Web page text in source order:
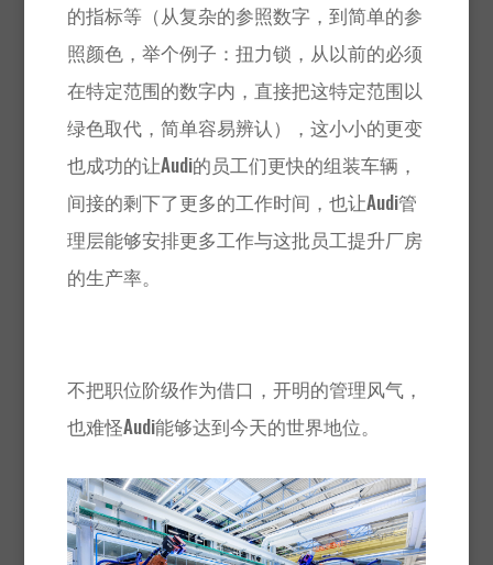
的指标等（从复杂的参照数字，到简单的参
照颜色，举个例子：扭力锁，从以前的必须
在特定范围的数字内，直接把这特定范围以
绿色取代，简单容易辨认），这小小的更变
也成功的让Audi的员工们更快的组装车辆，
间接的剩下了更多的工作时间，也让Audi管
理层能够安排更多工作与这批员工提升厂房
的生产率。
不把职位阶级作为借口，开明的管理风气，
也难怪Audi能够达到今天的世界地位。